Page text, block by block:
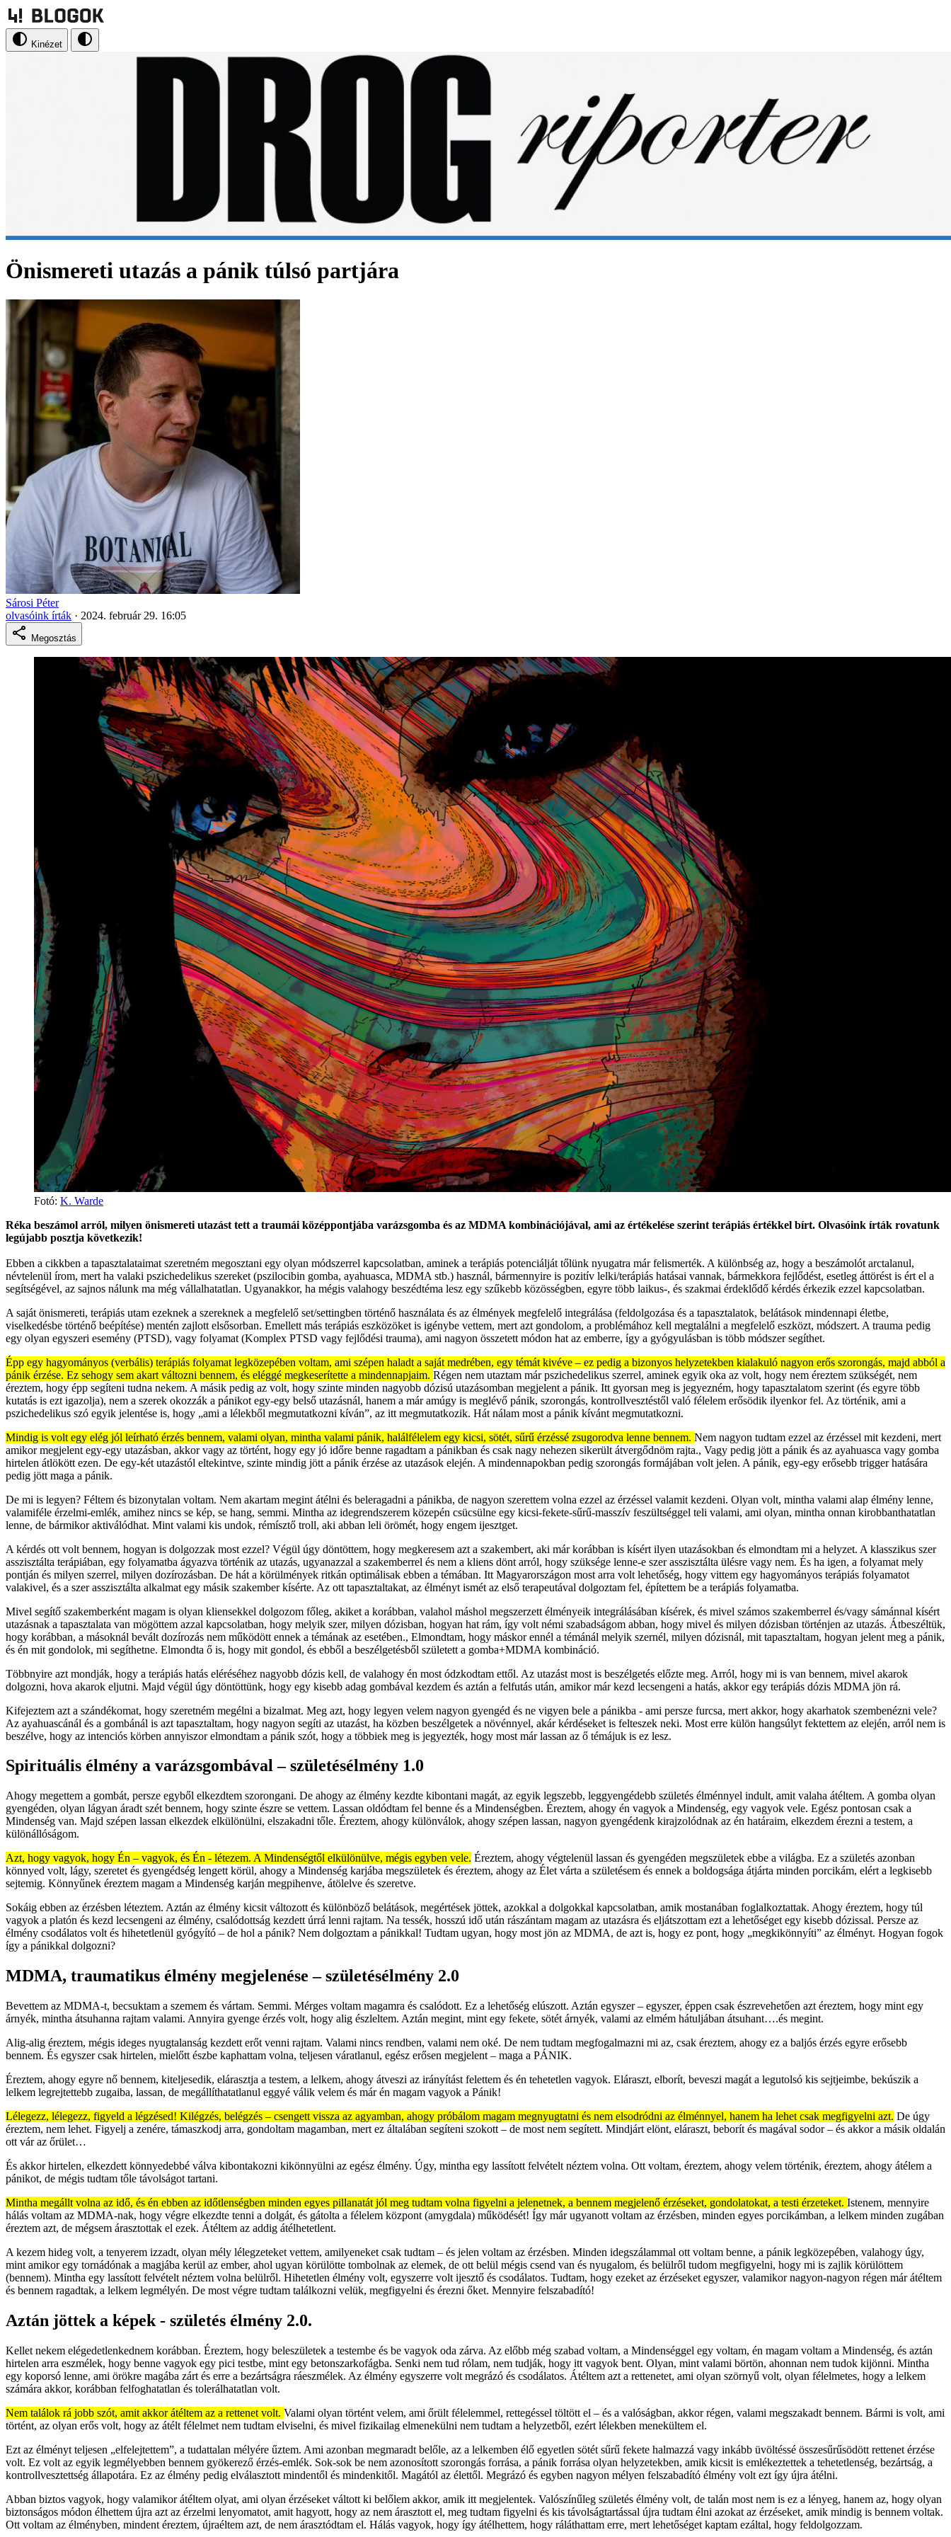
Kinézet
Önismereti utazás a pánik túlsó partjára
Sárosi Péter
olvasóink írták · 2024. február 29. 16:05
Megosztás
Fotó: K. Warde
Réka beszámol arról, milyen önismereti utazást tett a traumái középpontjába varázsgomba és az MDMA kombinációjával, ami az értékelése szerint terápiás értékkel bírt. Olvasóink írták rovatunk
legújabb posztja következik!
Ebben a cikkben a tapasztalataimat szeretném megosztani egy olyan módszerrel kapcsolatban, aminek a terápiás potenciálját tőlünk nyugatra már felismerték. A különbség az, hogy a beszámolót arctalanul,
névtelenül írom, mert ha valaki pszichedelikus szereket (pszilocibin gomba, ayahuasca, MDMA stb.) használ, bármennyire is pozitív lelki/terápiás hatásai vannak, bármekkora fejlődést, esetleg áttörést is ért el a
segítségével, az sajnos nálunk ma még vállalhatatlan. Ugyanakkor, ha mégis valahogy beszédtéma lesz egy szűkebb közösségben, egyre több laikus-, és szakmai érdeklődő kérdés érkezik ezzel kapcsolatban.
A saját önismereti, terápiás utam ezeknek a szereknek a megfelelő set/settingben történő használata és az élmények megfelelő integrálása (feldolgozása és a tapasztalatok, belátások mindennapi életbe,
viselkedésbe történő beépítése) mentén zajlott elsősorban. Emellett más terápiás eszközöket is igénybe vettem, mert azt gondolom, a problémához kell megtalálni a megfelelő eszközt, módszert. A trauma pedig
egy olyan egyszeri esemény (PTSD), vagy folyamat (Komplex PTSD vagy fejlődési trauma), ami nagyon összetett módon hat az emberre, így a gyógyulásban is több módszer segíthet.
Épp egy hagyományos (verbális) terápiás folyamat legközepében voltam, ami szépen haladt a saját medrében, egy témát kivéve – ez pedig a bizonyos helyzetekben kialakuló nagyon erős szorongás, majd abból a
pánik érzése. Ez sehogy sem akart változni bennem, és eléggé megkeserítette a mindennapjaim. Régen nem utaztam már pszichedelikus szerrel, aminek egyik oka az volt, hogy nem éreztem szükségét, nem
éreztem, hogy épp segíteni tudna nekem. A másik pedig az volt, hogy szinte minden nagyobb dózisú utazásomban megjelent a pánik. Itt gyorsan meg is jegyezném, hogy tapasztalatom szerint (és egyre több
kutatás is ezt igazolja), nem a szerek okozzák a pánikot egy-egy belső utazásnál, hanem a már amúgy is meglévő pánik, szorongás, kontrollvesztéstől való félelem erősödik ilyenkor fel. Az történik, ami a
pszichedelikus szó egyik jelentése is, hogy „ami a lélekből megmutatkozni kíván”, az itt megmutatkozik. Hát nálam most a pánik kívánt megmutatkozni.
Mindig is volt egy elég jól leírható érzés bennem, valami olyan, mintha valami pánik, halálfélelem egy kicsi, sötét, sűrű érzéssé zsugorodva lenne bennem. Nem nagyon tudtam ezzel az érzéssel mit kezdeni, mert
amikor megjelent egy-egy utazásban, akkor vagy az történt, hogy egy jó időre benne ragadtam a pánikban és csak nagy nehezen sikerült átvergődnöm rajta., Vagy pedig jött a pánik és az ayahuasca vagy gomba
hirtelen átlökött ezen. De egy-két utazástól eltekintve, szinte mindig jött a pánik érzése az utazások elején. A mindennapokban pedig szorongás formájában volt jelen. A pánik, egy-egy erősebb trigger hatására
pedig jött maga a pánik.
De mi is legyen? Féltem és bizonytalan voltam. Nem akartam megint átélni és beleragadni a pánikba, de nagyon szerettem volna ezzel az érzéssel valamit kezdeni. Olyan volt, mintha valami alap élmény lenne,
valamiféle érzelmi-emlék, amihez nincs se kép, se hang, semmi. Mintha az idegrendszerem közepén csücsülne egy kicsi-fekete-sűrű-masszív feszültséggel teli valami, ami olyan, mintha onnan kirobbanthatatlan
lenne, de bármikor aktiválódhat. Mint valami kis undok, rémísztő troll, aki abban leli örömét, hogy engem ijesztget.
A kérdés ott volt bennem, hogyan is dolgozzak most ezzel? Végül úgy döntöttem, hogy megkeresem azt a szakembert, aki már korábban is kísért ilyen utazásokban és elmondtam mi a helyzet. A klasszikus szer
asszisztálta terápiában, egy folyamatba ágyazva történik az utazás, ugyanazzal a szakemberrel és nem a kliens dönt arról, hogy szüksége lenne-e szer asszisztálta ülésre vagy nem. És ha igen, a folyamat mely
pontján és milyen szerrel, milyen dozírozásban. De hát a körülmények ritkán optimálisak ebben a témában. Itt Magyarországon most arra volt lehetőség, hogy vittem egy hagyományos terápiás folyamatot
valakivel, és a szer asszisztálta alkalmat egy másik szakember kísérte. Az ott tapasztaltakat, az élményt ismét az első terapeutával dolgoztam fel, építettem be a terápiás folyamatba.
Mivel segítő szakemberként magam is olyan kliensekkel dolgozom főleg, akiket a korábban, valahol máshol megszerzett élményeik integrálásában kísérek, és mivel számos szakemberrel és/vagy sámánnal kísért
utazásnak a tapasztalata van mögöttem azzal kapcsolatban, hogy melyik szer, milyen dózisban, hogyan hat rám, így volt némi szabadságom abban, hogy mivel és milyen dózisban történjen az utazás. Átbeszéltük,
hogy korábban, a másoknál bevált dozírozás nem működött ennek a témának az esetében., Elmondtam, hogy máskor ennél a témánál melyik szernél, milyen dózisnál, mit tapasztaltam, hogyan jelent meg a pánik,
és én mit gondolok, mi segíthetne. Elmondta ő is, hogy mit gondol, és ebből a beszélgetésből született a gomba+MDMA kombináció.
Többnyire azt mondják, hogy a terápiás hatás eléréséhez nagyobb dózis kell, de valahogy én most ódzkodtam ettől. Az utazást most is beszélgetés előzte meg. Arról, hogy mi is van bennem, mivel akarok
dolgozni, hova akarok eljutni. Majd végül úgy döntöttünk, hogy egy kisebb adag gombával kezdem és aztán a felfutás után, amikor már kezd lecsengeni a hatás, akkor egy terápiás dózis MDMA jön rá.
Kifejeztem azt a szándékomat, hogy szeretném megélni a bizalmat. Meg azt, hogy legyen velem nagyon gyengéd és ne vigyen bele a pánikba - ami persze furcsa, mert akkor, hogy akarhatok szembenézni vele?
Az ayahuascánál és a gombánál is azt tapasztaltam, hogy nagyon segíti az utazást, ha közben beszélgetek a növénnyel, akár kérdéseket is felteszek neki. Most erre külön hangsúlyt fektettem az elején, arról nem is
beszélve, hogy az intenciós körben annyiszor elmondtam a pánik szót, hogy a többiek meg is jegyezték, hogy most már lassan az ő témájuk is ez lesz.
Spirituális élmény a varázsgombával – születésélmény 1.0
Ahogy megettem a gombát, persze egyből elkezdtem szorongani. De ahogy az élmény kezdte kibontani magát, az egyik legszebb, leggyengédebb születés élménnyel indult, amit valaha átéltem. A gomba olyan
gyengéden, olyan lágyan áradt szét bennem, hogy szinte észre se vettem. Lassan oldódtam fel benne és a Mindenségben. Éreztem, ahogy én vagyok a Mindenség, egy vagyok vele. Egész pontosan csak a
Mindenség van. Majd szépen lassan elkezdek elkülönülni, elszakadni tőle. Éreztem, ahogy különválok, ahogy szépen lassan, nagyon gyengédenk kirajzolódnak az én határaim, elkezdem érezni a testem, a
különállóságom.
Azt, hogy vagyok, hogy Én – vagyok, és Én - létezem. A Mindenségtől elkülönülve, mégis egyben vele. Éreztem, ahogy végtelenül lassan és gyengéden megszületek ebbe a világba. Ez a születés azonban
könnyed volt, lágy, szeretet és gyengédség lengett körül, ahogy a Mindenség karjába megszületek és éreztem, ahogy az Élet várta a születésem és ennek a boldogsága átjárta minden porcikám, elért a legkisebb
sejtemig. Könnyűnek éreztem magam a Mindenség karján megpihenve, átölelve és szeretve.
Sokáig ebben az érzésben léteztem. Aztán az élmény kicsit változott és különböző belátások, megértések jöttek, azokkal a dolgokkal kapcsolatban, amik mostanában foglalkoztattak. Ahogy éreztem, hogy túl
vagyok a platón és kezd lecsengeni az élmény, csalódottság kezdett úrrá lenni rajtam. Na tessék, hosszú idő után rászántam magam az utazásra és eljátszottam ezt a lehetőséget egy kisebb dózissal. Persze az
élmény csodálatos volt és hihetetlenül gyógyító – de hol a pánik? Nem dolgoztam a pánikkal! Tudtam ugyan, hogy most jön az MDMA, de azt is, hogy ez pont, hogy „megkikönnyíti” az élményt. Hogyan fogok
így a pánikkal dolgozni?
MDMA, traumatikus élmény megjelenése – születésélmény 2.0
Bevettem az MDMA-t, becsuktam a szemem és vártam. Semmi. Mérges voltam magamra és csalódott. Ez a lehetőség elúszott. Aztán egyszer – egyszer, éppen csak észrevehetően azt éreztem, hogy mint egy
árnyék, mintha átsuhanna rajtam valami. Annyira gyenge érzés volt, hogy alig észleltem. Aztán megint, mint egy fekete, sötét árnyék, valami az elmém hátuljában átsuhant….és megint.
Alig-alig éreztem, mégis ideges nyugtalanság kezdett erőt venni rajtam. Valami nincs rendben, valami nem oké. De nem tudtam megfogalmazni mi az, csak éreztem, ahogy ez a baljós érzés egyre erősebb
bennem. És egyszer csak hirtelen, mielőtt észbe kaphattam volna, teljesen váratlanul, egész erősen megjelent – maga a PÁNIK.
Éreztem, ahogy egyre nő bennem, kiteljesedik, elárasztja a testem, a lelkem, ahogy átveszi az irányítást felettem és én tehetetlen vagyok. Eláraszt, elborít, beveszi magát a legutolsó kis sejtjeimbe, bekúszik a
lelkem legrejtettebb zugaiba, lassan, de megállíthatatlanul eggyé válik velem és már én magam vagyok a Pánik!
Lélegezz, lélegezz, figyeld a légzésed! Kilégzés, belégzés – csengett vissza az agyamban, ahogy próbálom magam megnyugtatni és nem elsodródni az élménnyel, hanem ha lehet csak megfigyelni azt. De úgy
éreztem, nem lehet. Figyelj a zenére, támaszkodj arra, gondoltam magamban, mert ez általában segíteni szokott – de most nem segített. Mindjárt elönt, eláraszt, beborít és magával sodor – és akkor a másik oldalán
ott vár az őrület…
És akkor hirtelen, elkezdett könnyedebbé válva kibontakozni kikönnyülni az egész élmény. Úgy, mintha egy lassított felvételt néztem volna. Ott voltam, éreztem, ahogy velem történik, éreztem, ahogy átélem a
pánikot, de mégis tudtam tőle távolságot tartani.
Mintha megállt volna az idő, és én ebben az időtlenségben minden egyes pillanatát jól meg tudtam volna figyelni a jelenetnek, a bennem megjelenő érzéseket, gondolatokat, a testi érzeteket. Istenem, mennyire
hálás voltam az MDMA-nak, hogy végre elkezdte tenni a dolgát, és gátolta a félelem központ (amygdala) működését! Így már ugyanott voltam az érzésben, minden egyes porcikámban, a lelkem minden zugában
éreztem azt, de mégsem árasztottak el ezek. Átéltem az addig átélhetetlent.
A kezem hideg volt, a tenyerem izzadt, olyan mély lélegzeteket vettem, amilyeneket csak tudtam – és jelen voltam az érzésben. Minden idegszálammal ott voltam benne, a pánik legközepében, valahogy úgy,
mint amikor egy tornádónak a magjába kerül az ember, ahol ugyan körülötte tombolnak az elemek, de ott belül mégis csend van és nyugalom, és belülről tudom megfigyelni, hogy mi is zajlik körülöttem
(bennem). Mintha egy lassított felvételt néztem volna belülről. Hihetetlen élmény volt, egyszerre volt ijesztő és csodálatos. Tudtam, hogy ezeket az érzéseket egyszer, valamikor nagyon-nagyon régen már átéltem
és bennem ragadtak, a lelkem legmélyén. De most végre tudtam találkozni velük, megfigyelni és érezni őket. Mennyire felszabadító!
Aztán jöttek a képek - születés élmény 2.0.
Kellet nekem elégedetlenkednem korábban. Éreztem, hogy beleszületek a testembe és be vagyok oda zárva. Az előbb még szabad voltam, a Mindenséggel egy voltam, én magam voltam a Mindenség, és aztán
hirtelen arra eszmélek, hogy benne vagyok egy pici testbe, mint egy betonszarkofágba. Senki nem tud rólam, nem tudják, hogy itt vagyok bent. Olyan, mint valami börtön, ahonnan nem tudok kijönni. Mintha
egy koporsó lenne, ami örökre magába zárt és erre a bezártságra ráeszmélek. Az élmény egyszerre volt megrázó és csodálatos. Átéltem azt a rettenetet, ami olyan szörnyű volt, olyan félelmetes, hogy a lelkem
számára akkor, korábban felfoghatatlan és tolerálhatatlan volt.
Nem találok rá jobb szót, amit akkor átéltem az a rettenet volt. Valami olyan történt velem, ami őrült félelemmel, rettegéssel töltött el – és a valóságban, akkor régen, valami megszakadt bennem. Bármi is volt, ami
történt, az olyan erős volt, hogy az átélt félelmet nem tudtam elviselni, és mivel fizikailag elmenekülni nem tudtam a helyzetből, ezért lélekben menekültem el.
Ezt az élményt teljesen „elfelejtettem”, a tudattalan mélyére űztem. Ami azonban megmaradt belőle, az a lelkemben élő egyetlen sötét sűrű fekete halmazzá vagy inkább üvöltéssé összesűrűsödött rettenet érzése
volt. Ez volt az egyik legmélyebben bennem gyökerező érzés-emlék. Sok-sok be nem azonosított szorongás forrása, a pánik forrása olyan helyzetekben, amik kicsit is emlékeztettek a tehetetlenség, bezártság, a
kontrollvesztettség állapotára. Ez az élmény pedig elválasztott mindentől és mindenkitől. Magától az élettől. Megrázó és egyben nagyon mélyen felszabadító élmény volt ezt így újra átélni.
Abban biztos vagyok, hogy valamikor átéltem olyat, ami olyan érzéseket váltott ki belőlem akkor, amik itt megjelentek. Valószínűleg születés élmény volt, de talán most nem is ez a lényeg, hanem az, hogy olyan
biztonságos módon élhettem újra azt az érzelmi lenyomatot, amit hagyott, hogy az nem árasztott el, meg tudtam figyelni és kis távolságtartással újra tudtam élni azokat az érzéseket, amik mindig is bennem voltak.
Ott voltam az élményben, mindent éreztem, újraéltem azt, de nem árasztódtam el. Hálás vagyok, hogy így átélhettem, hogy ráláthattam erre, mert lehetőséget kaptam ezáltal, hogy feldolgozzam.